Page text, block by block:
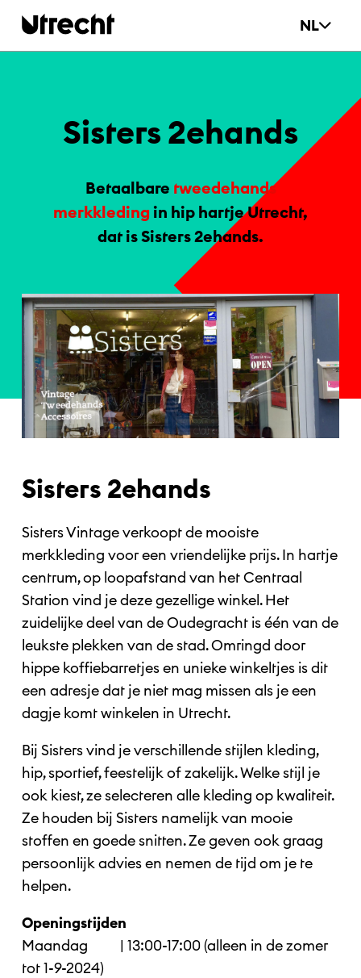
NL
Sis­ters 2e­hands
Betaalbare tweedehands
merkkleding in hip hartje Utrecht,
dat is Sisters 2ehands.
Sisters 2ehands
Sisters Vintage verkoopt de mooiste
merkkleding voor een vriendelijke prijs. In hartje
centrum, op loopafstand van het Centraal
Station vind je deze gezellige winkel. Het
zuidelijke deel van de Oudegracht is één van de
leukste plekken van de stad. Omringd door
hippe koffiebarretjes en unieke winkeltjes is dit
een adresje dat je niet mag missen als je een
dagje komt winkelen in Utrecht.
Bij Sisters vind je verschillende stijlen kleding,
hip, sportief, feestelijk of zakelijk. Welke stijl je
ook kiest, ze selecteren alle kleding op kwaliteit.
Ze houden bij Sisters namelijk van mooie
stoffen en goede snitten. Ze geven ook graag
persoonlijk advies en nemen de tijd om je te
helpen.
Openingstijden
Maandag | 13:00-17:00 (alleen in de zomer
tot 1-9-2024)